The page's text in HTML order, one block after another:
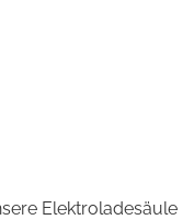
Elektroladesäule